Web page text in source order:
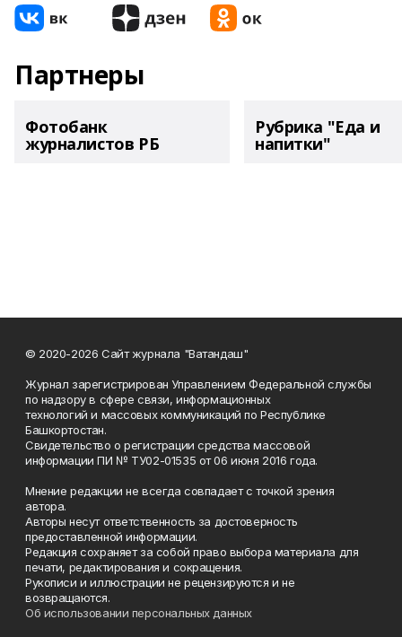
Партнеры
Фотобанк
журналистов РБ
Рубрика "Еда и
напитки"
© 2020-2026 Сайт журнала "Ватандаш"
Журнал зарегистрирован Управлением Федеральной службы
по надзору в сфере связи, информационных
технологий и массовых коммуникаций по Республике
Башкортостан.
Свидетельство о регистрации средства массовой
информации ПИ № ТУ02-01535 от 06 июня 2016 года.
Мнение редакции не всегда совпадает с точкой зрения
автора.
Авторы несут ответственность за достоверность
предоставленной информации.
Редакция сохраняет за собой право выбора материала для
печати, редактирования и сокращения.
Рукописи и иллюстрации не рецензируются и не
возвращаются.
Об использовании персональных данных